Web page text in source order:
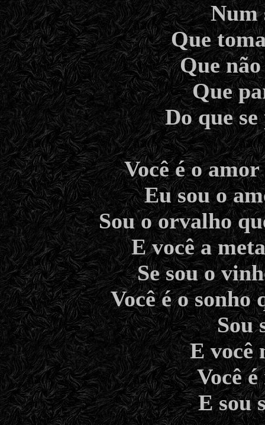
Num
Que
Que
Que
Do que
Você é o
Eu sou o
Sou o orvalho
E você a
Se sou o
Você é o
Sou
E você
Você
E sou